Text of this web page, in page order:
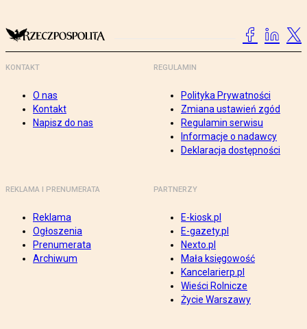
KONTAKT
O nas
Kontakt
Napisz do nas
REGULAMIN
Polityka Prywatności
Zmiana ustawień zgód
Regulamin serwisu
Informacje o nadawcy
Deklaracja dostępności
REKLAMA I PRENUMERATA
Reklama
Ogłoszenia
Prenumerata
Archiwum
PARTNERZY
E-kiosk.pl
E-gazety.pl
Nexto.pl
Mała księgowość
Kancelarierp.pl
Wieści Rolnicze
Życie Warszawy